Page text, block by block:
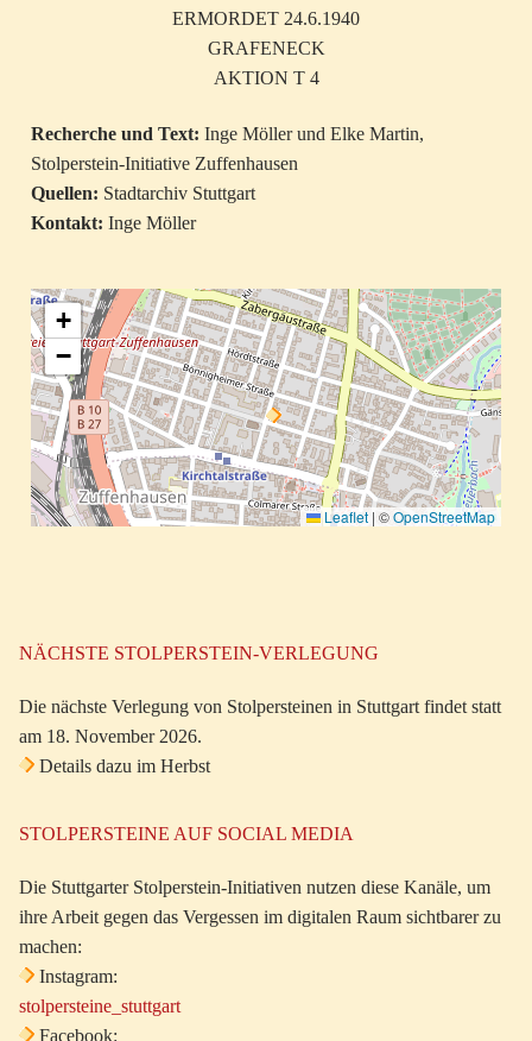
ERMORDET 24.6.1940
GRAFENECK
AKTION T 4
Recherche und Text: Inge Möller und Elke Martin,
Stolperstein-Initiative Zuffenhausen
Quellen: Stadtarchiv Stuttgart
Kontakt: Inge Möller
+
−
Leaflet | ©OpenStreetMap
NÄCHSTE STOLPERSTEIN-VERLEGUNG
Die nächste Verlegung von Stolpersteinen in Stuttgart findet statt
am 18. November 2026.
Details dazu im Herbst
STOLPERSTEINE AUF SOCIAL MEDIA
Die Stuttgarter Stolperstein-Initiativen nutzen diese Kanäle, um
ihre Arbeit gegen das Vergessen im digitalen Raum sichtbarer zu
machen:
Instagram:
stolpersteine_stuttgart
Facebook: